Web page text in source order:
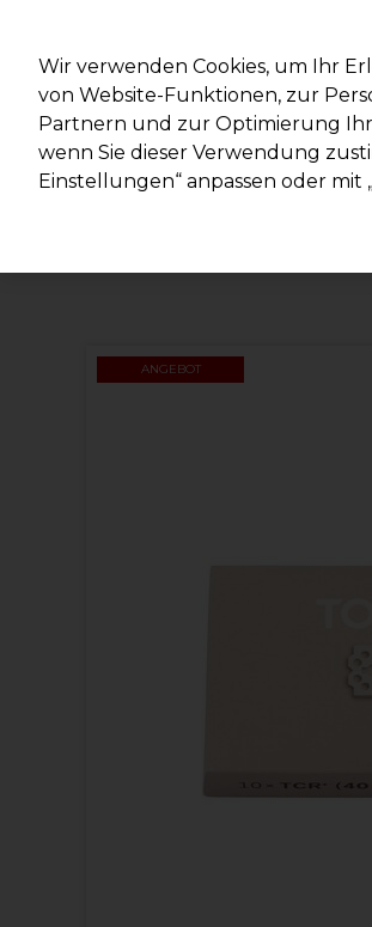
Marken Deals Haare
Lieferung und
ANGEBOT
Wir verwenden Cookies, um Ihr
von Website-Funktionen, zur
Partnern und zur Optimierung
wenn Sie dieser Verwendung
Einstellungen“ anpassen oder mit